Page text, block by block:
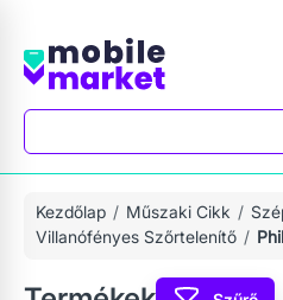
Kezdőlap Műszaki Cikk
Villanófényes Szőrtelenítő